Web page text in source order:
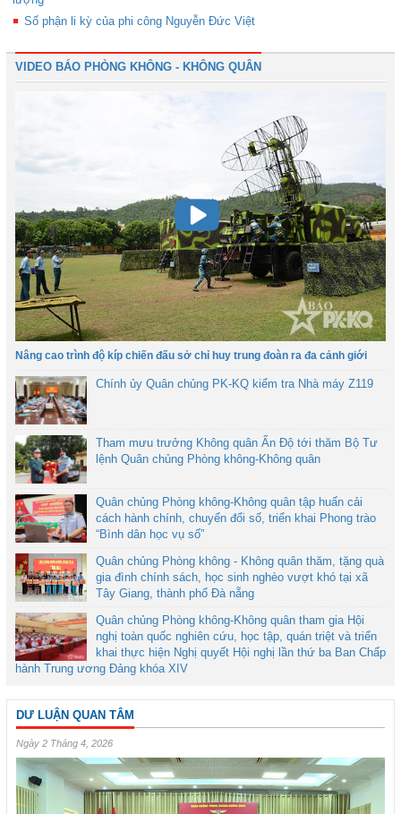
Số phận li kỳ của phi công Nguyễn Đức Việt
VIDEO BÁO PHÒNG KHÔNG - KHÔNG QUÂN
Nâng cao trình độ kíp chiến đấu sở chỉ huy trung đoàn ra đa cảnh giới
Chính ủy Quân chủng PK-KQ kiểm tra Nhà máy Z119
Tham mưu trưởng Không quân Ấn Độ tới thăm Bộ Tư
lệnh Quân chủng Phòng không-Không quân
Quân chủng Phòng không-Không quân tập huấn cải
cách hành chính, chuyển đổi số, triển khai Phong trào
“Bình dân học vụ số”
Quân chủng Phòng không - Không quân thăm, tặng quà
gia đình chính sách, học sinh nghèo vượt khó tại xã
Tây Giang, thành phố Đà nẵng
Quân chủng Phòng không-Không quân tham gia Hội
nghị toàn quốc nghiên cứu, học tập, quán triệt và triển
khai thực hiện Nghị quyết Hội nghị lần thứ ba Ban Chấp
hành Trung ương Đảng khóa XIV
DƯ LUẬN QUAN TÂM
Ngày 2 Tháng 4, 2026